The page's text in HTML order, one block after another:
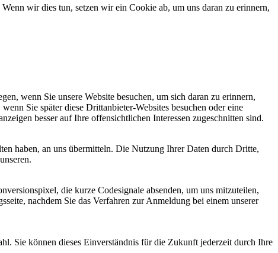
wir dies tun, setzen wir ein Cookie ab, um uns daran zu erinnern,
wenn Sie unsere Website besuchen, um sich daran zu erinnern,
Sie später diese Drittanbieter-Websites besuchen oder eine
besser auf Ihre offensichtlichen Interessen zugeschnitten sind.
haben, an uns übermitteln. Die Nutzung Ihrer Daten durch Dritte,
die kurze Codesignale absenden, um uns mitzuteilen,
nachdem Sie das Verfahren zur Anmeldung bei einem unserer
Sie können dieses Einverständnis für die Zukunft jederzeit durch Ihre